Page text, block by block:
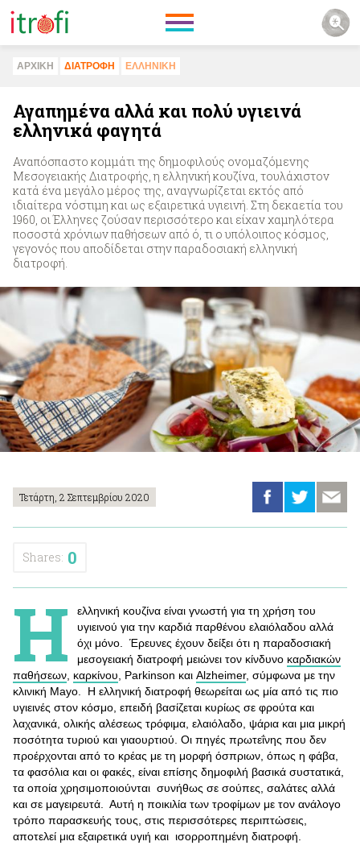
ΑΡΧΙΚΗ ΔΙΑΤΡΟΦΗ ΕΛΛΗΝΙΚΗ
Αγαπημένα αλλά και πολύ υγιεινά
ελληνικά φαγητά
Αναπόσπαστο κομμάτι της δημοφιλούς ονομαζόμενης
Μεσογειακής Διατροφής, η ελληνική κουζίνα, τουλάχιστον
κατά ένα μεγάλο μέρος της, αναγνωρίζεται εκτός από
ιδιαίτερα νόστιμη και ως εξαιρετικά υγιεινή. Στη δεκαετία του
1960, οι Έλληνες ζούσαν περισσότερο και είχαν χαμηλότερα
ποσοστά χρόνιων παθήσεων από ό, τι ο υπόλοιπος κόσμος,
γεγονός που αποδίδεται στην παραδοσιακή ελληνική
διατροφή.
Τετάρτη, 2 Σεπτεμβρίου 2020
Shares: 0
Η
ελληνική κουζίνα είναι γνωστή για τη χρήση του
υγιεινού για την καρδιά παρθένου ελαιόλαδου αλλά
όχι μόνο. Έρευνες έχουν δείξει ότι η παραδοσιακή
μεσογειακή διατροφή μειώνει τον κίνδυνο καρδιακών
παθήσεων καρκίνου , Parkinson και Alzheimer, σύμφωνα με την
κλινική Mayo. Η ελληνική διατροφή θεωρείται ως μία από τις πιο
υγιεινές στον κόσμο, επειδή βασίζεται κυρίως σε φρούτα και
λαχανικά, ολικής αλέσεως τρόφιμα, ελαιόλαδο, ψάρια και μια μικρή
ποσότητα τυριού και γιαουρτιού. Οι πηγές πρωτεΐνης που δεν
προέρχονται από το κρέας με τη μορφή όσπριων, όπως η φάβα,
τα φασόλια και οι φακές, είναι επίσης δημοφιλή βασικά συστατικά,
τα οποία χρησιμοποιούνται συνήθως σε σούπες, σαλάτες αλλά
και σε μαγειρευτά. Αυτή η ποικιλία των τροφίμων με τον ανάλογο
τρόπο παρασκευής τους, στις περισσότερες περιπτώσεις,
αποτελεί μια εξαιρετικά υγιή και ισορροπημένη διατροφή.